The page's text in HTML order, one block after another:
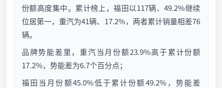
份额高度集中。累计榜上，福田以117辆、49.2%继续
位居第一，重汽为41辆、17.2%，两者累计销量相差76
辆。
品牌势能差里，重汽当月份额23.9%高于累计份额
17.2%，势能差为6.7个百分点；
福田当月份额45.0%低于累计份额49.2%，势能差